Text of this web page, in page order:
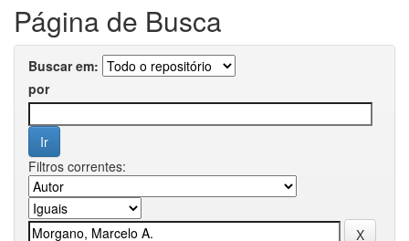
Página de Busca
Buscar em:
por
Filtros correntes: